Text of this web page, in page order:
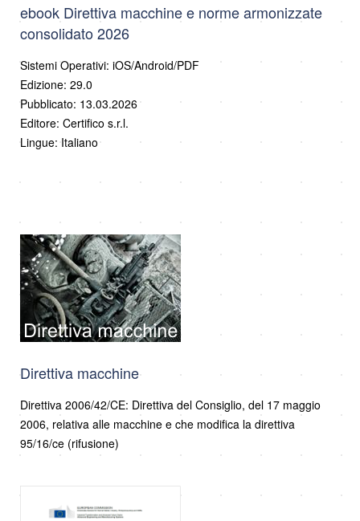
ebook Direttiva macchine e norme armonizzate
consolidato 2026
Sistemi Operativi: iOS/Android/PDF
Edizione: 29.0
Pubblicato: 13.03.2026
Editore: Certifico s.r.l.
Lingue: Italiano
Direttiva macchine
Direttiva 2006/42/CE: Direttiva del Consiglio, del 17 maggio
2006, relativa alle macchine e che modifica la direttiva
95/16/ce (rifusione)